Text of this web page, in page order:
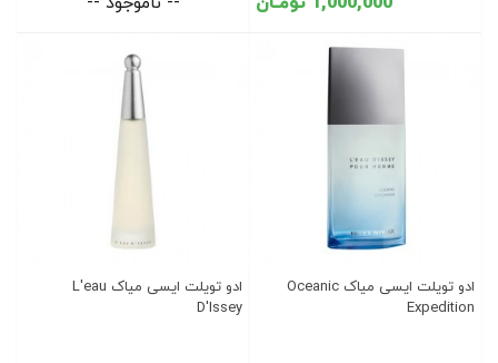
ادو تویلت ایسی میاک Oceanic
Expedition
ادو تویلت ایسی میاک L'eau
D'Issey